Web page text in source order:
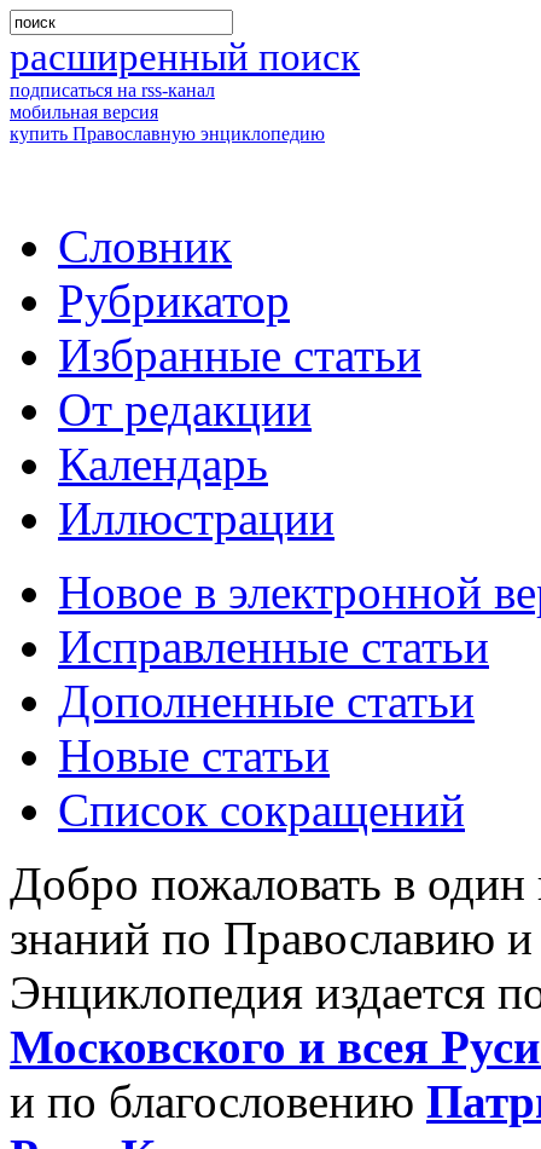
расширенный поиск
подписаться на rss-канал
мобильная версия
купить Православную энциклопедию
Словник
Рубрикатор
Избранные статьи
От редакции
Календарь
Иллюстрации
Новое в электронной
Исправленные статьи
Дополненные статьи
Новые статьи
Список сокращений
Добро пожаловать в
знаний по Православию
Энциклопедия издается
Московского и всея
и по благословению